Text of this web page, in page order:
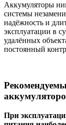
Аккумуляторы
системы
надёжность и
эксплуатации в
удалённых
постоянный
При